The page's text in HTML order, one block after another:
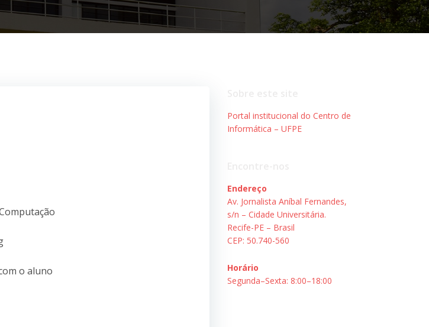
o aluno
Portal institucional do Centro de
Informática – UFPE
Endereço
Av. Jornalista Aníbal Fernandes,
s/n – Cidade Universitária.
Recife-PE – Brasil
CEP: 50.740-560
Horário
Segunda–Sexta: 8:00–18:00